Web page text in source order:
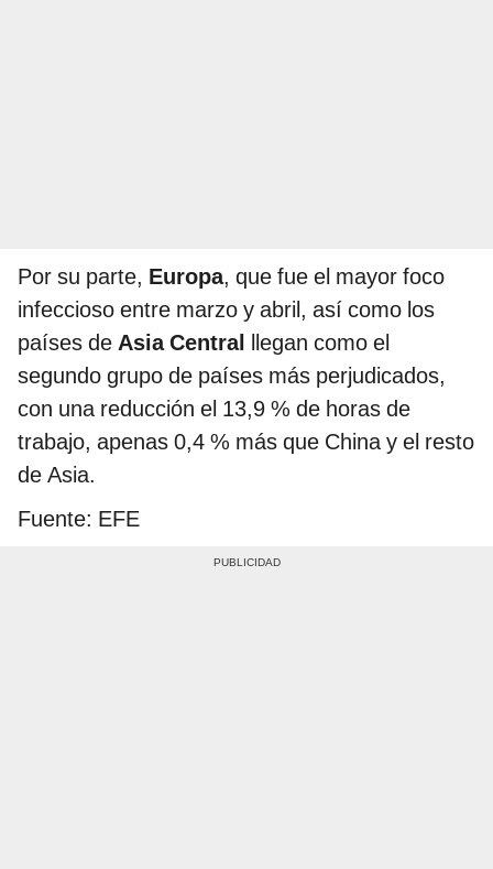
Por su parte, Europa, que fue el mayor foco
infeccioso entre marzo y abril, así como los
países de Asia Central llegan como el
segundo grupo de países más perjudicados,
con una reducción el 13,9 % de horas de
trabajo, apenas 0,4 % más que China y el resto
de Asia.
Fuente: EFE